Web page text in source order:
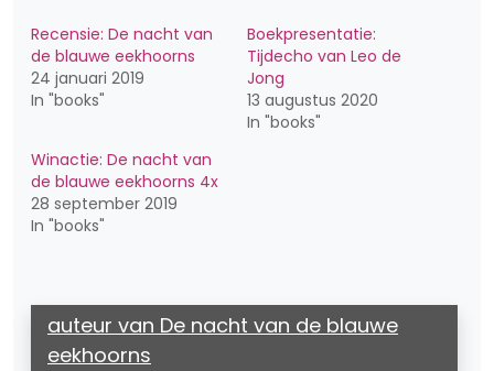
Recensie: De nacht van
de blauwe eekhoorns
24 januari 2019
In "books"
Boekpresentatie:
Tijdecho van Leo de
Jong
13 augustus 2020
In "books"
Winactie: De nacht van
de blauwe eekhoorns 4x
28 september 2019
In "books"
auteur van De nacht van de blauwe
eekhoorns